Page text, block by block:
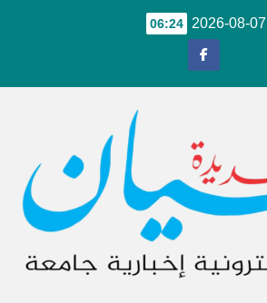
2026-08-07
06:24